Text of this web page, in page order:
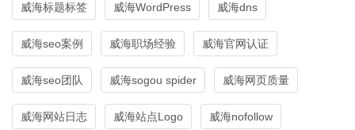
威海标题标签 威海WordPress 威海dns
威海seo案例 威海职场经验 威海官网认证
威海seo团队 威海sogou spider 威海网页质量
威海网站日志 威海站点Logo 威海nofollow